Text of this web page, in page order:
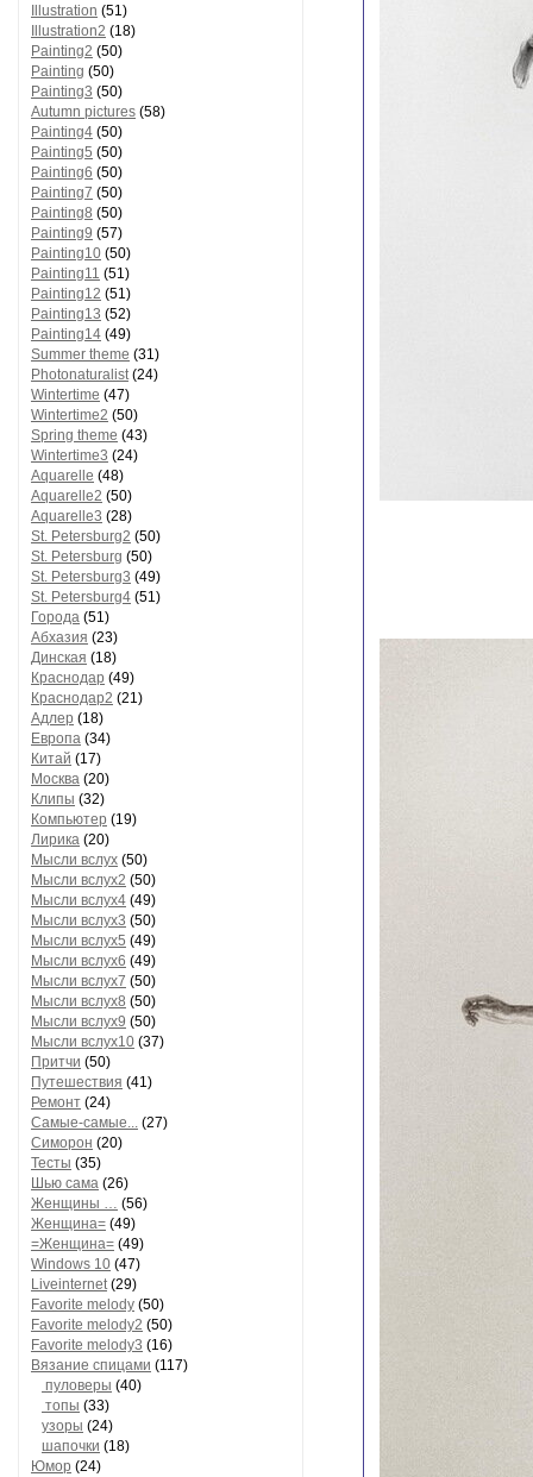
Illustration (51)
Illustration2 (18)
Painting2 (50)
Painting (50)
Painting3 (50)
Autumn pictures (58)
Painting4 (50)
Painting5 (50)
Painting6 (50)
Painting7 (50)
Painting8 (50)
Painting9 (57)
Painting10 (50)
Painting11 (51)
Painting12 (51)
Painting13 (52)
Painting14 (49)
Summer theme (31)
Photonaturalist(24)
Wintertime (47)
Wintertime2 (50)
Spring theme (43)
Wintertime3 (24)
Аquarelle (48)
Аquarelle2 (50)
Аquarelle3 (28)
St. Petersburg2 (50)
St. Petersburg (50)
St. Petersburg3 (49)
St. Petersburg4 (51)
Города (51)
Абхазия (23)
Динская (18)
Краснодар (49)
Краснодар2 (21)
Адлер (18)
Европа (34)
Китай (17)
Москва (20)
Клипы (32)
Компьютер (19)
Лирика (20)
Мысли вслух (50)
Мысли вслух2 (50)
Мысли вслух4 (49)
Мысли вслух3 (50)
Мысли вслух5 (49)
Мысли вслух6 (49)
Мысли вслух7 (50)
Мысли вслух8 (50)
Мысли вслух9 (50)
Мысли вслух10 (37)
Притчи (50)
Путешествия (41)
Ремонт (24)
Самые-самые... (27)
Симорон (20)
Тесты (35)
Шью сама (26)
Женщины … (56)
Женщина= (49)
=Женщина= (49)
Windows 10 (47)
Liveinternet(29)
Favorite melody (50)
Favorite melody2 (50)
Favorite melody3 (16)
Вязание спицами (117)
пуловеры (40)
топы (33)
узоры (24)
шапочки (18)
Юмор (24)